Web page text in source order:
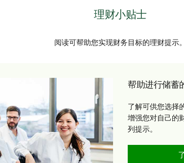
理财小贴士
阅读可帮助您实现财务目标的理财提示。
帮助进行储蓄
了解可供您选择
增强您对自己的
列提示。